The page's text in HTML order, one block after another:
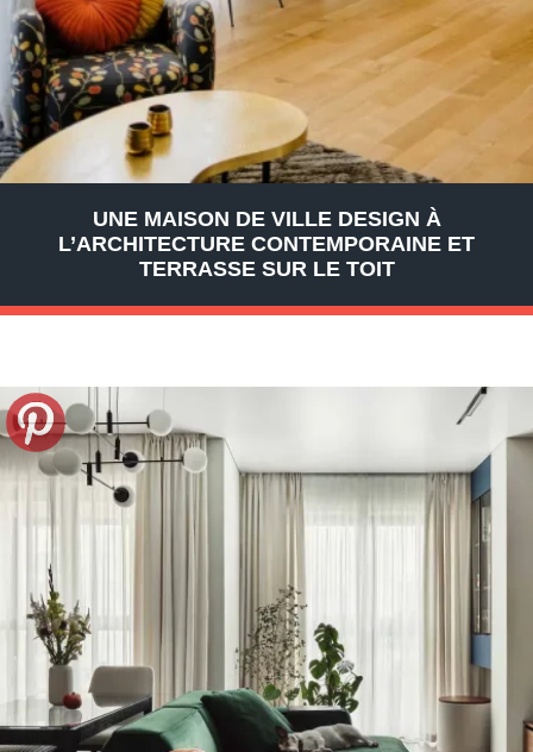
UNE MAISON DE VILLE DESIGN À
L’ARCHITECTURE CONTEMPORAINE ET
TERRASSE SUR LE TOIT